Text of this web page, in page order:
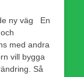
ny väg En
med andra
vill bygga
Så